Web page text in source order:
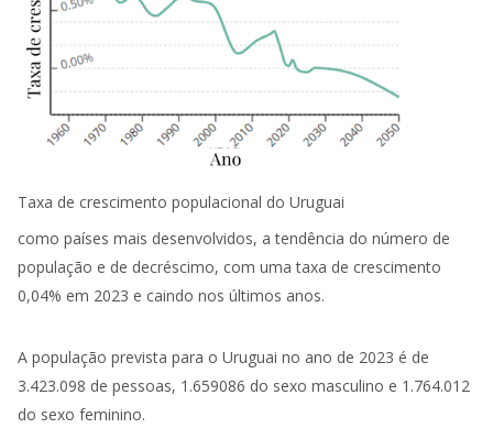
Taxa de crescimento populacional do Uruguai
como países mais desenvolvidos, a tendência do número de
população e de decréscimo, com uma taxa de crescimento
0,04% em 2023 e caindo nos últimos anos.
A população prevista para o Uruguai no ano de 2023 é de
3.423.098 de pessoas, 1.659086 do sexo masculino e 1.764.012
do sexo feminino.